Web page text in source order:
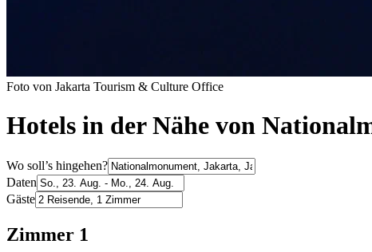
Foto von Jakarta Tourism & Culture Office
Hotels in der Nähe von
Wo soll’s hingehen?
Daten
Gäste
Zimmer 1